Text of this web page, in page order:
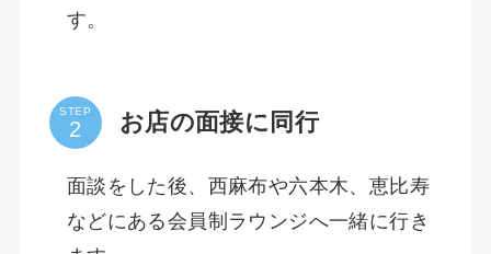
す。
STEP お店の面接に同行
面談をした後、西麻布や六本木、恵比寿
などにある会員制ラウンジへ一緒に行き